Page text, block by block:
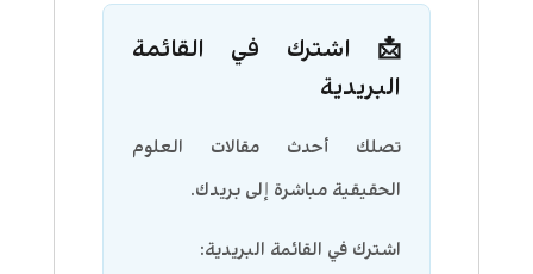
📩 اشترك في القائمة
البريدية
تصلك أحدث مقالات العلوم
الحقيقية مباشرة إلى بريدك.
اشترك في القائمة البريدية: